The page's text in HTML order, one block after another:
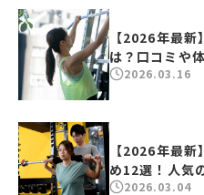
【2026年最
は？口コミや
2026.03.16
【2026年最
め12選！人気
2026.03.04